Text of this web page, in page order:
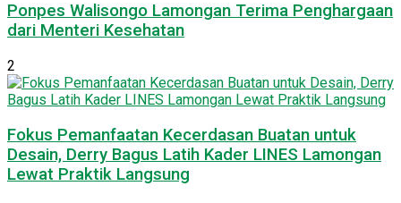
Ponpes Walisongo Lamongan Terima Penghargaan
dari Menteri Kesehatan
2
Fokus Pemanfaatan Kecerdasan Buatan untuk
Desain, Derry Bagus Latih Kader LINES Lamongan
Lewat Praktik Langsung